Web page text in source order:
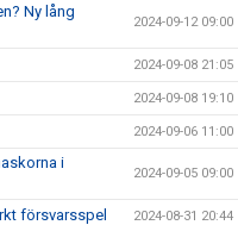
Ny lång
2024-09-12 09:00
2024-09-08 21:05
2024-09-08 19:10
2024-09-06 11:00
i
2024-09-05 09:00
försvarsspel 2024-08-31 20:44